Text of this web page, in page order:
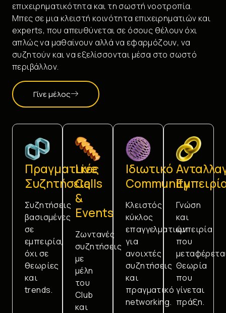
επιχειρηματικότητα και τη σωστή νοοτροπία.
Μπες σε μια κλειστή κοινότητα επιχειρηματιών και
experts, που απευθύνεται σε όσους θέλουν όχι
απλώς να μαθαίνουν αλλά να εφαρμόζουν, να
συζητούν και να εξελίσσονται μέσα στο σωστό
περιβάλλον.
Γίνε μέλος
Πραγματικές
Συζητήσεις
Συζητήσεις
βασισμένες
σε
εμπειρία,
όχι σε
θεωρίες
και
trends.
Live
Calls
&
Events
Ζωντανές
συζητήσεις
με
μέλη
του
Club
και
Ιδιωτικό
Community
Κλειστός
κύκλος
επαγγελματιών
για
ανοιχτές
συζητήσεις
και
πραγματικό
networking.
Γνώση
και
εμπειρία
που
Θεωρία
που
γίνεται
πράξη.